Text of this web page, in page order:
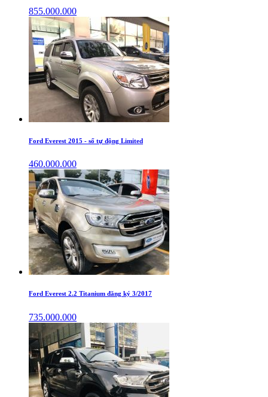
855.000.000
Ford Everest 2015 - số tự động Limited
460.000.000
Ford Everest 2.2 Titanium đăng ký 3/2017
735.000.000